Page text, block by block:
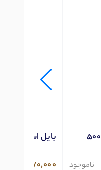
بایل اسکولین آگار پرونادیسا 500
ناموجود
بایل اسکولین آگار
2,470,000